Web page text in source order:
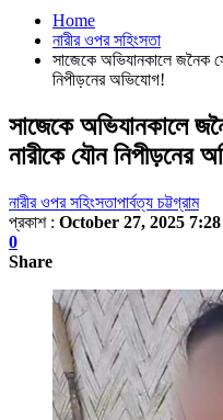
Home
নারীর ওপর সহিংসতা
সাজেকে অভিযানকালে জনৈক
নিপীড়নের অভিযোগ!
সাজেকে অভিযানকালে
নারীকে যৌন নিপীড়নের
নারীর ওপর সহিংসতাপার্বত্য চট্টগ্রাম
প্রকাশ : October 27, 2025
0
Share